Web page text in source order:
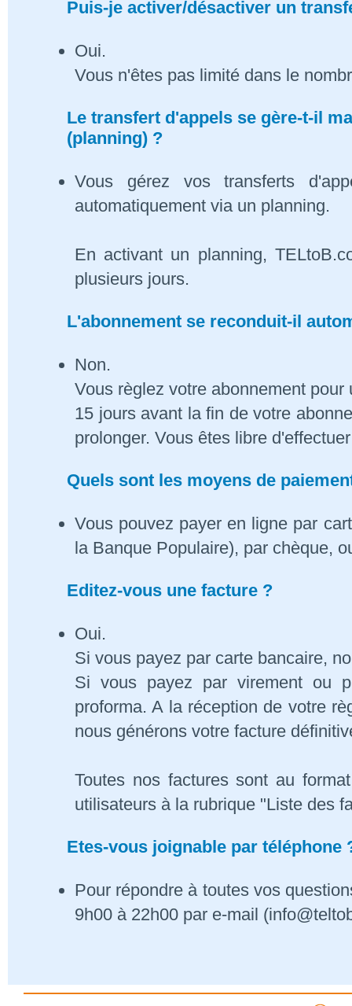
Puis-je activer/désactiver un
Oui.
Vous n'êtes pas limité dans le
Le transfert d'appels se gère-t-il
(planning) ?
Vous gérez vos transferts
automatiquement via un planning.
En activant un planning,
plusieurs jours.
L'abonnement se reconduit-il
Non.
Vous règlez votre abonnement
15 jours avant la fin de votre
prolonger. Vous êtes libre
Quels sont les moyens de
Vous pouvez payer en ligne par
la Banque Populaire), par chèque,
Editez-vous une facture ?
Oui.
Si vous payez par carte bancaire,
Si vous payez par virement ou
proforma. A la réception de votre
nous générons votre facture
Toutes nos factures sont au
utilisateurs à la rubrique "Liste des
Etes-vous joignable par téléphone
Pour répondre à toutes vos
9h00 à 22h00 par e-mail